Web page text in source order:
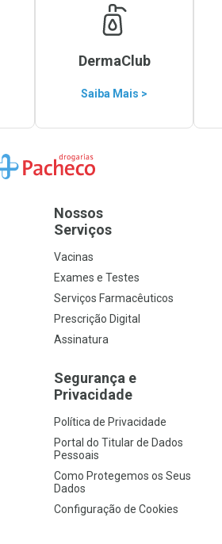
DermaClub
Saiba Mais >
para a Home
Nossos
Serviços
Vacinas
Exames e Testes
Serviços Farmacêuticos
Prescrição Digital
Assinatura
Segurança e
Privacidade
Política de Privacidade
Portal do Titular de Dados
Pessoais
Como Protegemos os Seus
Dados
Configuração de Cookies